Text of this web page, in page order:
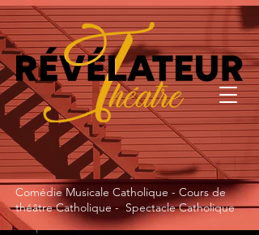
Comédie Musicale Catholique - Cours de
théâtre Catholique - Spectacle Catholique